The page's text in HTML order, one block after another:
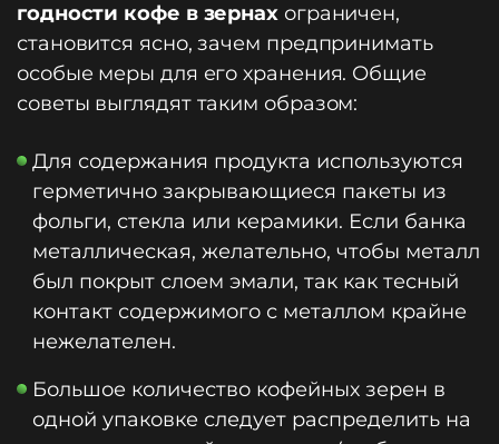
годности кофе в зернах ограничен,
становится ясно, зачем предпринимать
особые меры для его хранения. Общие
советы выглядят таким образом:
Для содержания продукта используются
герметично закрывающиеся пакеты из
фольги, стекла или керамики. Если банка
металлическая, желательно, чтобы металл
был покрыт слоем эмали, так как тесный
контакт содержимого с металлом крайне
нежелателен.
Большое количество кофейных зерен в
одной упаковке следует распределить на